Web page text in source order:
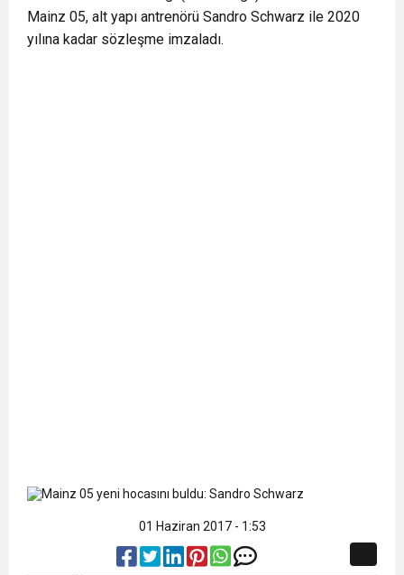
Mainz 05, alt yapı antrenörü Sandro Schwarz ile 2020
yılına kadar sözleşme imzaladı.
01 Haziran 2017 - 1:53